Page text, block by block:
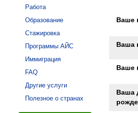
Работа
Образование
Стажировка
Программы АЙС
Иммиграция
FAQ
Другие услуги
Полезное о странах
Ваше
Ваша
Ваше
Ваша